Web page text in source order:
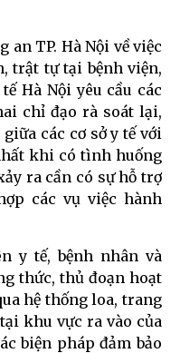
an TP. Hà Nội về việc
trật tự tại bệnh viện,
Hà Nội yêu cầu các
chỉ đạo rà soát lại,
các cơ sở y tế với
khi có tình huống
ra cần có sự hỗ trợ
các vụ việc hành
y tế, bệnh nhân và
thức, thủ đoạn hoạt
hệ thống loa, trang
khu vực ra vào của
biện pháp đảm bảo